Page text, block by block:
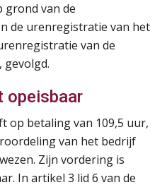
grond van de
de urenregistratie van het
van de
opeisbaar
op betaling van 109,5 uur,
van het bedrijf
Zijn vordering is
In artikel 3 lid 6 van de